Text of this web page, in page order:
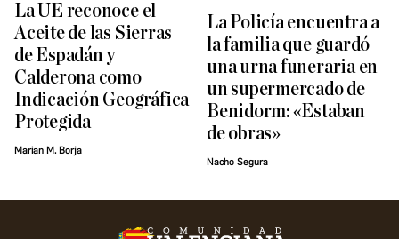
La UE reconoce el
Aceite de las Sierras
de Espadán y
Calderona como
Indicación Geográfica
Protegida
Marian M. Borja
La Policía encuentra a
la familia que guardó
una urna funeraria en
un supermercado de
Benidorm: «Estaban
de obras»
Nacho Segura